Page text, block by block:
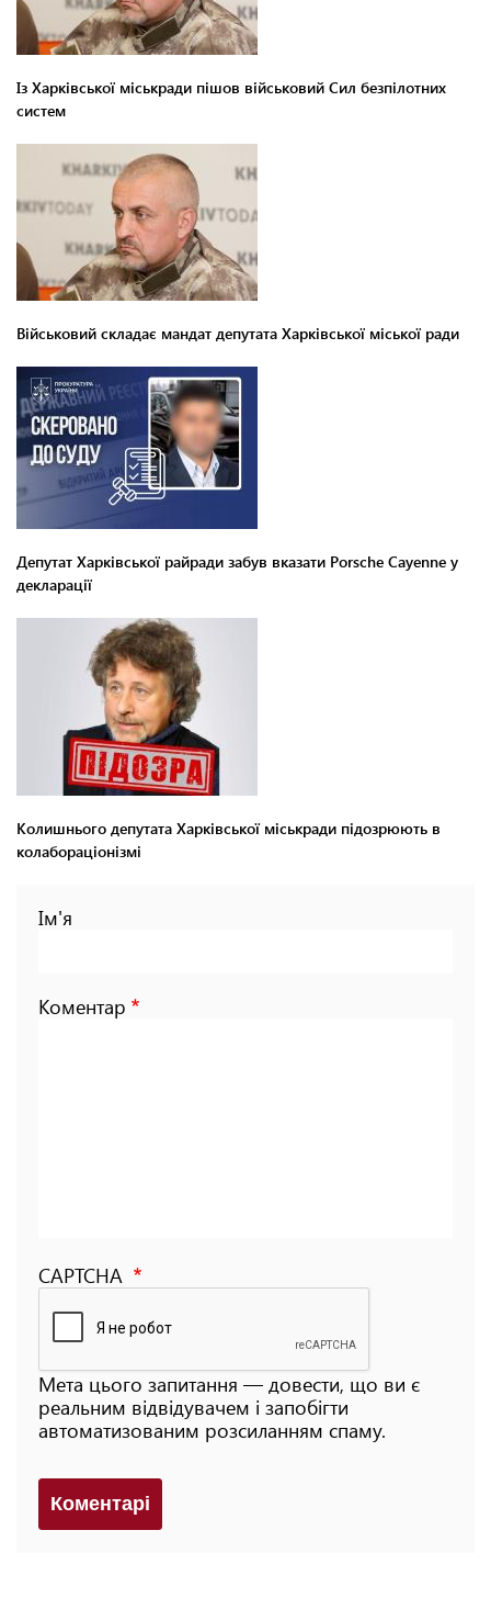
Із Харківської міськради пішов військовий Сил безпілотних
систем
Військовий складає мандат депутата Харківської міської ради
Депутат Харківської райради забув вказати Porsche Cayenne у
декларації
Колишнього депутата Харківської міськради підозрюють в
колабораціонізмі
Ім'я
Коментар
CAPTCHA
Мета цього запитання — довести, що ви є
реальним відвідувачем і запобігти
автоматизованим розсиланням спаму.
Коментарi